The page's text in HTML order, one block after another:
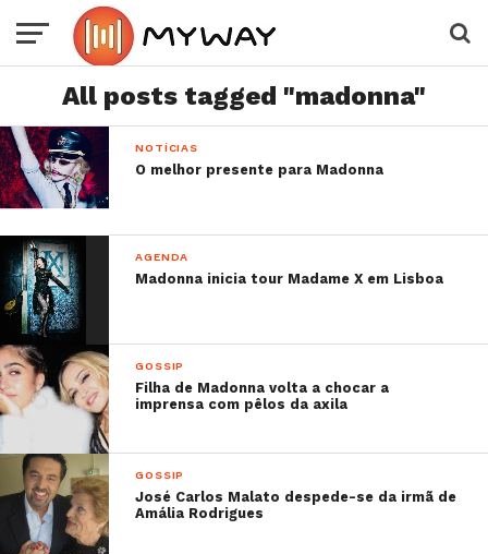
All posts tagged "madonna"
NOTÍCIAS
O melhor presente para Madonna
AGENDA
Madonna inicia tour Madame X em Lisboa
GOSSIP
Filha de Madonna volta a chocar a
imprensa com pêlos da axila
GOSSIP
José Carlos Malato despede-se da irmã de
Amália Rodrigues